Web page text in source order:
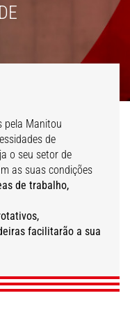
pela Manitou
de
o seu setor de
as suas condições
de trabalho,
facilitarão a sua
Manipuladores
rotativos
Telescópicos
Agrícolas
SAIBA MAIS
carregadeiras
SAIBA MAIS